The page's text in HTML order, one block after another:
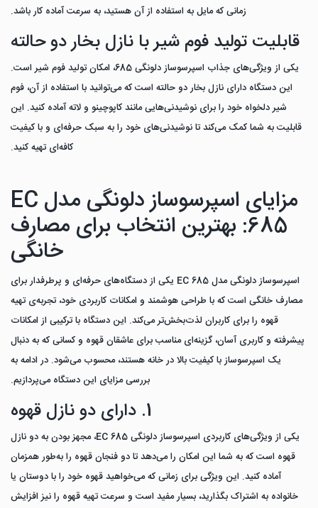
زمانی که مایل به استفاده از آن هستید، به سرعت آماده کار باشد.
قابلیت تولید فوم شیر با نازل بخار دو حالته
یکی از ویژگی‌های جذاب اسپرسوساز دلونگی 685، امکان تولید فوم شیر است.
این دستگاه دارای نازل بخار دو حالته است که می‌توانید با استفاده از آن، فوم
شیر دلخواه خود را برای نوشیدنی‌هایی مانند کاپوچینو و لاته آماده کنید. این
قابلیت به شما کمک می‌کند تا نوشیدنی‌های خود را به سبک حرفه‌ای و با کیفیت
کافه‌ای تهیه کنید.
مزایای اسپرسوساز دلونگی مدل EC
685: بهترین انتخاب برای مصارف
خانگی
اسپرسوساز دلونگی مدل EC 685 یکی از دستگاه‌های حرفه‌ای و پرطرفدار برای
مصارف خانگی است که با طراحی هوشمند و امکانات کاربردی خود، تجربه‌ی تهیه
قهوه را برای کاربران لذت‌بخش‌تر می‌کند. این دستگاه با ترکیبی از امکانات
پیشرفته و کاربری آسان، گزینه‌ای مناسب برای عاشقان قهوه و کسانی که به دنبال
یک اسپرسوساز با کیفیت بالا در خانه هستند، محسوب می‌شود. در ادامه به
بررسی مزایای این دستگاه می‌پردازیم.
1. دارای دو نازل قهوه
یکی از ویژگی‌های کاربردی اسپرسوساز دلونگی EC 685، مجهز بودن به دو نازل
قهوه است که به شما این امکان را می‌دهد تا دو فنجان قهوه را به‌طور همزمان
آماده کنید. این ویژگی برای زمانی که می‌خواهید قهوه خود را با دوستان یا
خانواده به اشتراک بگذارید، بسیار مفید است و سرعت تهیه قهوه را نیز افزایش